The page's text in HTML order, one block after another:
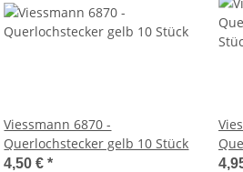
Viessmann 6870 -
Querlochstecker gelb 10 Stück
4,50 €*